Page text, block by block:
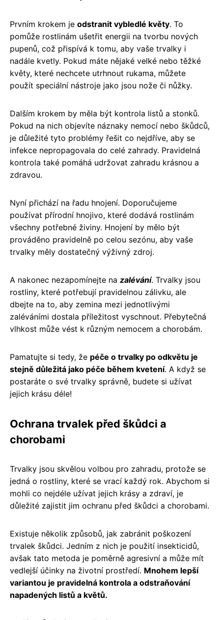
Prvním krokem je odstranit vybledlé květy. To
pomůže rostlinám ušetřit energii na tvorbu nových
pupenů, což přispívá k tomu, aby vaše trvalky i
nadále kvetly. Pokud máte nějaké velké nebo těžké
květy, které nechcete utrhnout rukama, můžete
použít speciální nástroje jako jsou nože či nůžky.
Dalším krokem by měla být kontrola listů a stonků.
Pokud na nich objevíte náznaky nemocí nebo škůdců,
je důležité tyto problémy řešit co nejdříve, aby se
infekce nepropagovala do celé zahrady. Pravidelná
kontrola také pomáhá udržovat zahradu krásnou a
zdravou.
Nyní přichází na řadu hnojení. Doporučujeme
používat přírodní hnojivo, které dodává rostlinám
všechny potřebné živiny. Hnojení by mělo být
prováděno pravidelně po celou sezónu, aby vaše
trvalky měly dostatečný výživný zdroj.
A nakonec nezapomínejte na zalévání. Trvalky jsou
rostliny, které potřebují pravidelnou zálivku, ale
dbejte na to, aby zemina mezi jednotlivými
zaléváními dostala příležitost vyschnout. Přebytečná
vlhkost může vést k různým nemocem a chorobám.
Pamatujte si tedy, že péče o trvalky po odkvětu je
stejně důležitá jako péče během kvetení. A když se
postaráte o své trvalky správně, budete si užívat
jejich krásu déle!
Ochrana trvalek před škůdci a
chorobami
Trvalky jsou skvělou volbou pro zahradu, protože se
jedná o rostliny, které se vrací každý rok. Abychom si
mohli co nejdéle užívat jejich krásy a zdraví, je
důležité zajistit jim ochranu před škůdci a chorobami.
Existuje několik způsobů, jak zabránit poškození
trvalek škůdci. Jedním z nich je použití insekticidů,
avšak tato metoda je poměrně agresivní a může mít
vedlejší účinky na životní prostředí. Mnohem lepší
variantou je pravidelná kontrola a odstraňování
napadených listů a květů.